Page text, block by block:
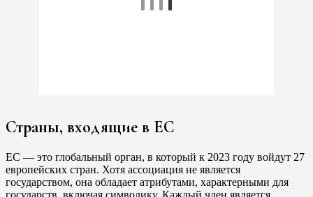
Страны, входящие в ЕС
ЕС — это глобальный орган, в который к 2023 году войдут 27
европейских стран. Хотя ассоциация не является
государством, она обладает атрибутами, характерными для